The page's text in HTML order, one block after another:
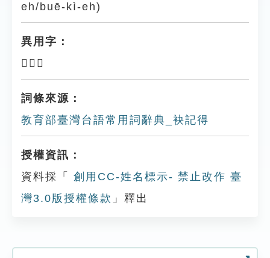
eh/buē-kì-eh)
異用字：
𣍐記得
詞條來源：
教育部臺灣台語常用詞辭典_袂記得
授權資訊：
資料採「
創用CC-姓名標示- 禁止改作 臺
灣3.0版授權條款 」釋出